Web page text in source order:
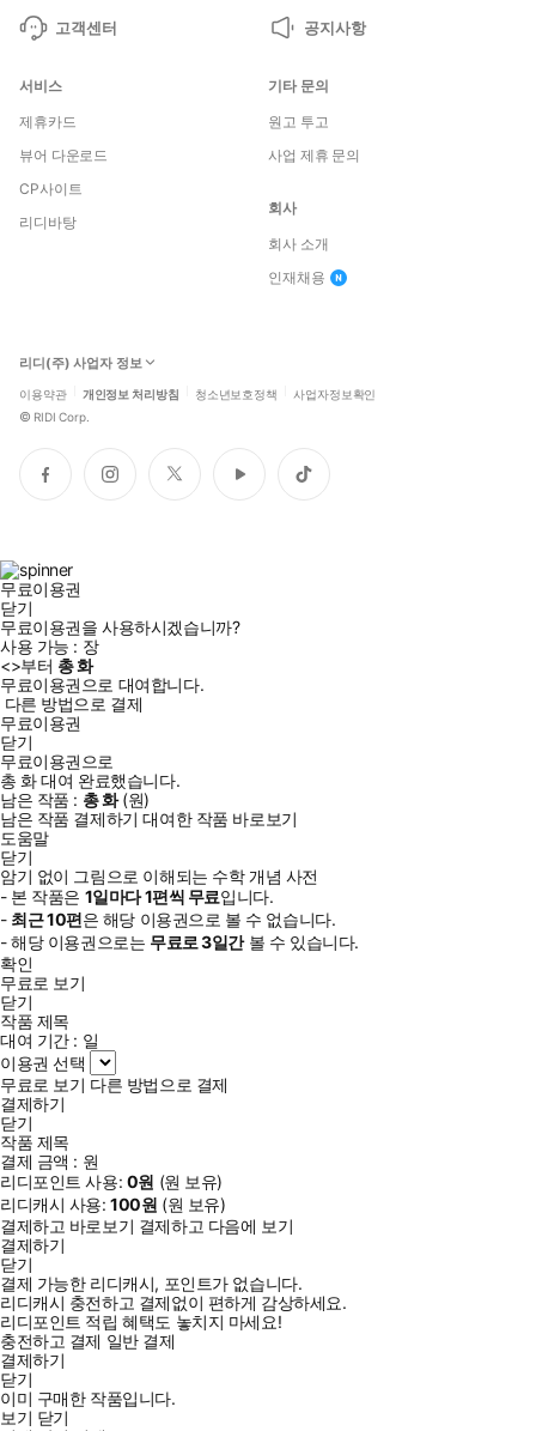
고객센터 공지사항
서비스
제휴카드
뷰어 다운로드
CP사이트
리디바탕
기타 문의
원고 투고
사업 제휴 문의
회사
회사 소개
인재채용
리디(주) 사업자 정보
이용약관 개인정보 처리방침 청소년보호정책 사업자정보확인
© RIDI Corp.
페
이
인
스
트
위
유
튜
틱
톡
무료이용권
닫기
무료이용권을 사용하시겠습니까?
사용 가능 : 장
<>부터 총화
무료이용권으로 대여합니다.
다른 방법으로 결제
무료이용권
닫기
무료이용권으로
총 화대여 완료했습니다.
남은 작품 : 총화(원)
남은 작품 결제하기 대여한 작품 바로보기
도움말
닫기
암기 없이 그림으로 이해되는 수학 개념 사전
- 본 작품은 1일마다1편씩 무료입니다.
- 최근10편은 해당 이용권으로 볼 수 없습니다.
- 해당 이용권으로는 무료로3일간볼 수 있습니다.
확인
무료로 보기
닫기
작품 제목
대여 기간 : 일
이용권 선택
무료로 보기 다른 방법으로 결제
결제하기
닫기
작품 제목
결제 금액 : 원
리디포인트 사용: 0원 (원 보유)
리디캐시 사용:100원 (원 보유)
결제하고 바로보기 결제하고 다음에 보기
결제하기
닫기
결제 가능한 리디캐시, 포인트가 없습니다.
리디캐시 충전하고 결제없이 편하게 감상하세요.
리디포인트 적립 혜택도 놓치지 마세요!
충전하고 결제 일반 결제
결제하기
닫기
이미 구매한 작품입니다.
보기 닫기